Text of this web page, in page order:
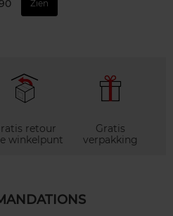
Zien
retour
winkelpunt
Gratis
verpakking